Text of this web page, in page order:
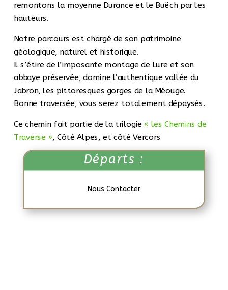
remontons la moyenne Durance et le Buëch par les
hauteurs.
Notre parcours est chargé de son patrimoine
géologique, naturel et historique.
Il s’étire de l’imposante montage de Lure et son
abbaye préservée, domine l’authentique vallée du
Jabron, les pittoresques gorges de la Méouge.
Bonne traversée, vous serez totalement dépaysés.
Ce chemin fait partie de la trilogie « les Chemins de
Traverse », Côté Alpes, et côté Vercors
Départs :
Nous Contacter